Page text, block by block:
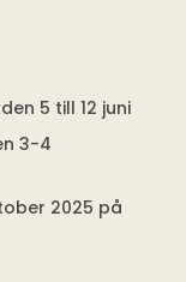
5 till 12 juni
3-4
2025 på